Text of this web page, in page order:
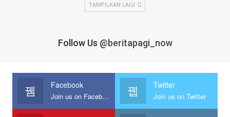
TAMPILKAN LAGI
Follow Us @beritapagi_now
Facebook
Join us on Facebook
Twitter
Join us on Twitter